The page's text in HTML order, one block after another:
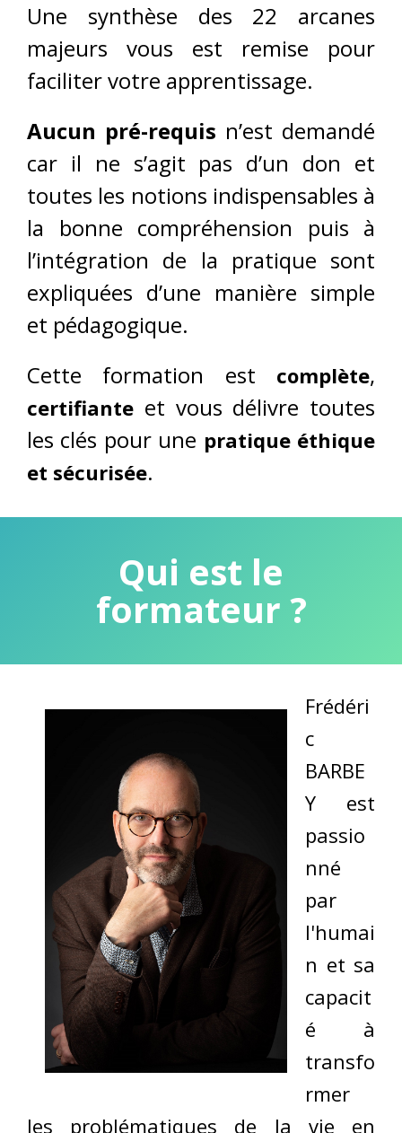
Une synthèse des 22 arcanes
majeurs vous est remise pour
faciliter votre apprentissage.
Aucun pré-requis n’est demandé
car il ne s’agit pas d’un don et
toutes les notions indispensables à
la bonne compréhension puis à
l’intégration de la pratique sont
expliquées d’une manière simple
et pédagogique.
Cette formation est complète,
certifiante et vous délivre toutes
les clés pour une pratique éthique
et sécurisée.
Qui est le
formateur ?
Frédéri
c
BARBE
Y est
passio
nné
par
l'humai
n et sa
capacit
é à
transfo
rmer
les problématiques de la vie en